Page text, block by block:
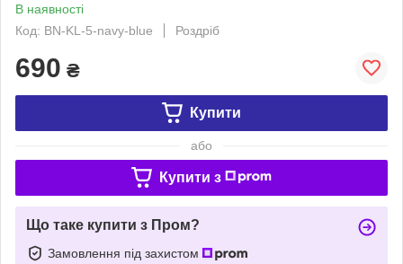
В наявності
Код: BN-KL-5-navy-blue
Роздріб
690 ₴
Купити
або
Купити з
Що таке купити з Пром?
Замовлення під захистом